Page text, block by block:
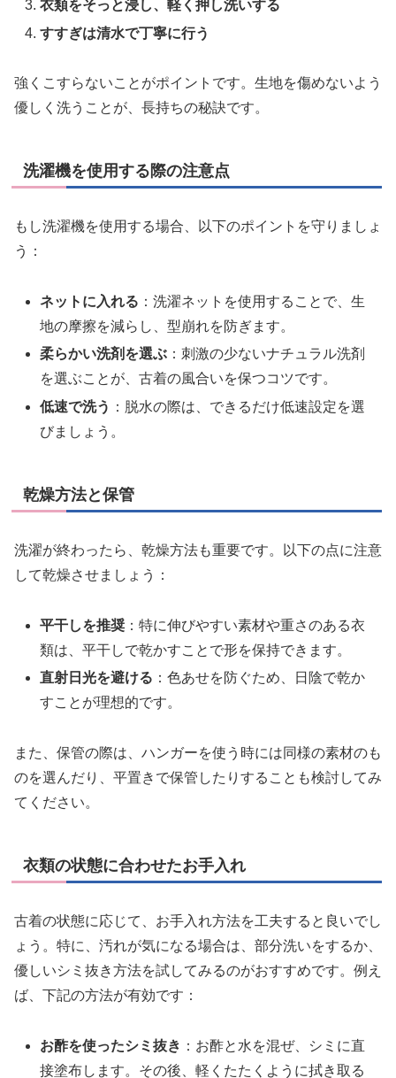
衣類をそっと浸し、軽く押し洗いする
すすぎは清水で丁寧に行う
強くこすらないことがポイントです。生地を傷めないよう
優しく洗うことが、長持ちの秘訣です。
洗濯機を使用する際の注意点
もし洗濯機を使用する場合、以下のポイントを守りましょ
う：
ネットに入れる ：洗濯ネットを使用することで、生
地の摩擦を減らし、型崩れを防ぎます。
柔らかい洗剤を選ぶ ：刺激の少ないナチュラル洗剤
を選ぶことが、古着の風合いを保つコツです。
低速で洗う ：脱水の際は、できるだけ低速設定を選
びましょう。
乾燥方法と保管
洗濯が終わったら、乾燥方法も重要です。以下の点に注意
して乾燥させましょう：
平干しを推奨 ：特に伸びやすい素材や重さのある衣
類は、平干しで乾かすことで形を保持できます。
直射日光を避ける ：色あせを防ぐため、日陰で乾か
すことが理想的です。
また、保管の際は、ハンガーを使う時には同様の素材のも
のを選んだり、平置きで保管したりすることも検討してみ
てください。
衣類の状態に合わせたお手入れ
古着の状態に応じて、お手入れ方法を工夫すると良いでし
ょう。特に、汚れが気になる場合は、部分洗いをするか、
優しいシミ抜き方法を試してみるのがおすすめです。例え
ば、下記の方法が有効です：
お酢を使ったシミ抜き ：お酢と水を混ぜ、シミに直
接塗布します。その後、軽くたたくように拭き取る